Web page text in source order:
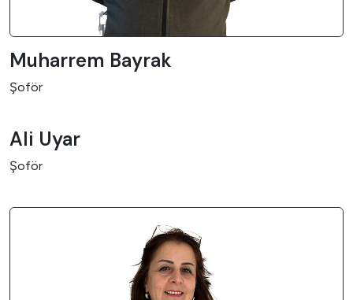
Muharrem Bayrak
Şoför
Ali Uyar
Şoför